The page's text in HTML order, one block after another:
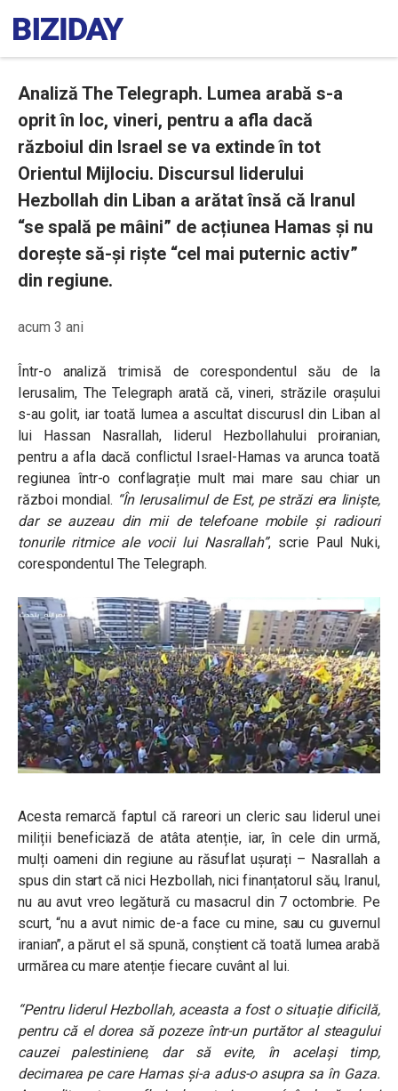
Analiză The Telegraph. Lumea arabă s-a
oprit în loc, vineri, pentru a afla dacă
războiul din Israel se va extinde în tot
Orientul Mijlociu. Discursul liderului
Hezbollah din Liban a arătat însă că Iranul
“se spală pe mâini” de acțiunea Hamas și nu
dorește să-și riște “cel mai puternic activ”
din regiune.
acum 3 ani
Într-o analiză trimisă de corespondentul său de la
Ierusalim, The Telegraph arată că, vineri, străzile orașului
s-au golit, iar toată lumea a ascultat discurusl din Liban al
lui Hassan Nasrallah, liderul Hezbollahului proiranian,
pentru a afla dacă conflictul Israel-Hamas va arunca toată
regiunea într-o conflagrație mult mai mare sau chiar un
război mondial. “În Ierusalimul de Est, pe străzi era liniște,
dar se auzeau din mii de telefoane mobile și radiouri
tonurile ritmice ale vocii lui Nasrallah”, scrie Paul Nuki,
corespondentul The Telegraph.
Acesta remarcă faptul că rareori un cleric sau liderul unei
miliții beneficiază de atâta atenție, iar, în cele din urmă,
mulți oameni din regiune au răsuflat ușurați – Nasrallah a
spus din start că nici Hezbollah, nici finanțatorul său, Iranul,
nu au avut vreo legătură cu masacrul din 7 octombrie. Pe
scurt, “nu a avut nimic de-a face cu mine, sau cu guvernul
iranian”, a părut el să spună, conștient că toată lumea arabă
urmărea cu mare atenție fiecare cuvânt al lui.
“Pentru liderul Hezbollah, aceasta a fost o situație dificilă,
pentru că el dorea să pozeze într-un purtător al steagului
cauzei palestiniene, dar să evite, în același timp,
decimarea pe care Hamas și-a adus-o asupra sa în Gaza.